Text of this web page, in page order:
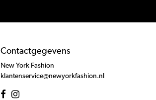
Contactgegevens
New York Fashion
klantenservice@newyorkfashion.nl